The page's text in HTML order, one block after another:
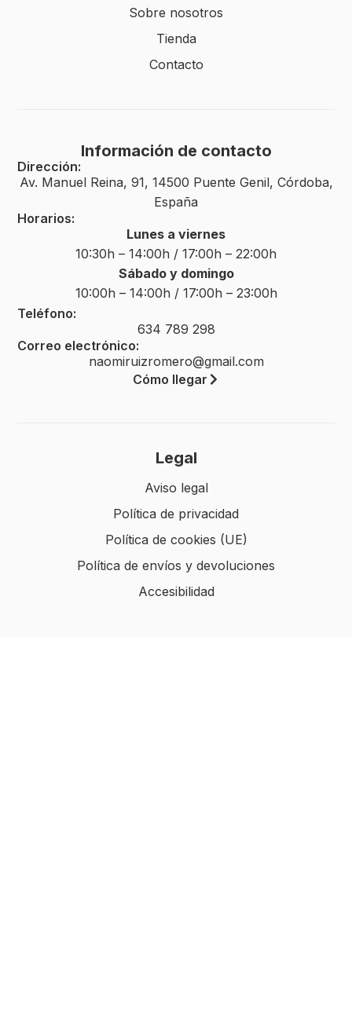
Sobre nosotros
Tienda
Contacto
Información de contacto
Dirección:
Av. Manuel Reina, 91, 14500 Puente Genil, Córdoba,
España
Horarios:
Lunes a viernes
10:30h – 14:00h / 17:00h – 22:00h
Sábado y domingo
10:00h – 14:00h / 17:00h – 23:00h
Teléfono:
634 789 298
Correo electrónico:
naomiruizromero@gmail.com
Cómo llegar
Legal
Aviso legal
Política de privacidad
Política de cookies (UE)
Política de envíos y devoluciones
Accesibilidad